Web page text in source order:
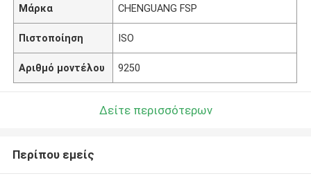
Μάρκα CHENGUANG FSP
Πιστοποίηση ISO
Αριθμό μοντέλου 9250
Δείτε περισσότερων
Περίπου εμείς